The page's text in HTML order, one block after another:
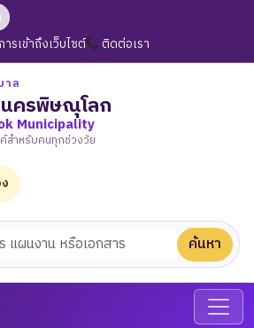
ารเข้าถึงเว็บไซต์ ติดต่อเรา
าล
นครพิษณุโลก
Municipality
สำหรับคนทุกช่วงวัย
ค้นหา